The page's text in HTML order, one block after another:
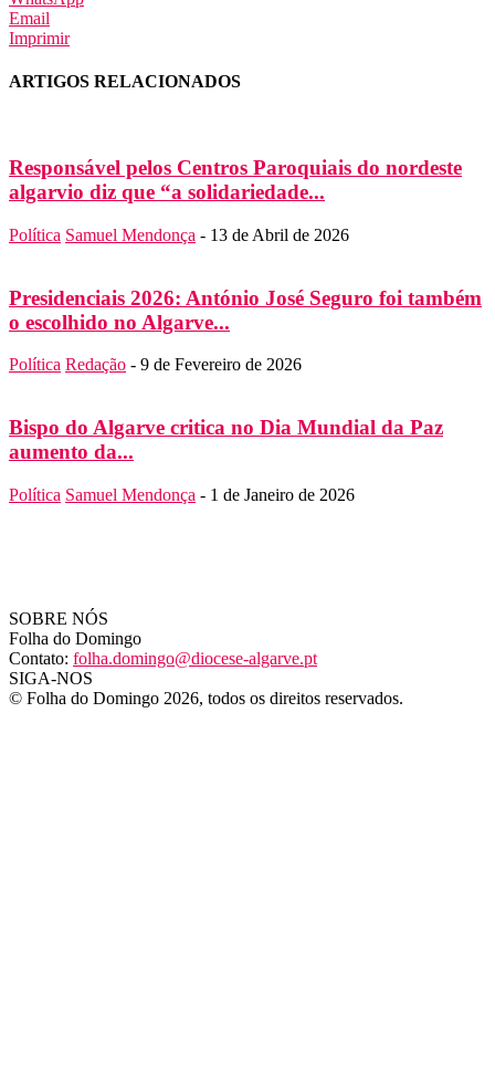
Email
Imprimir
ARTIGOS RELACIONADOS
Responsável pelos Centros Paroquiais do nordeste
algarvio diz que “a solidariedade...
Política Samuel Mendonça - 13 de Abril de 2026
Presidenciais 2026: António José Seguro foi também
o escolhido no Algarve...
Política Redação - 9 de Fevereiro de 2026
Bispo do Algarve critica no Dia Mundial da Paz
aumento da...
Política Samuel Mendonça - 1 de Janeiro de 2026
SOBRE NÓS
Folha do Domingo
Contato: folha.domingo@diocese-algarve.pt
SIGA-NOS
© Folha do Domingo 2026, todos os direitos reservados.